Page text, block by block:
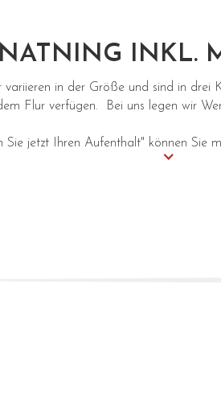
INKL.
variieren in der Größe und sind in drei
Flur verfügen. Bei uns legen wir
Sie jetzt Ihren Aufenthalt" können Sie